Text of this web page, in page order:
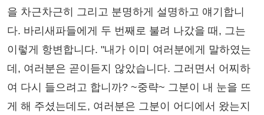
을 차근차근히 그리고 분명하게 설명하고 얘기합니
다. 바리새파들에게 두 번째로 불려 나갔을 때, 그는
이렇게 항변합니다. "내가 이미 여러분에게 말하였는
데, 여러분은 곧이듣지 않았습니다. 그러면서 어찌하
여 다시 들으려고 합니까? ~중략~ 그분이 내 눈을 뜨
게 해 주셨는데도, 여러분은 그분이 어디에서 왔는지